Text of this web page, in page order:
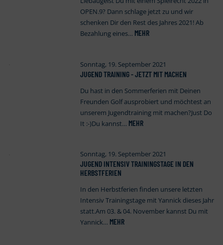
OPEN.9? Dann schlage jetzt zu und wir
schenken Dir den Rest des Jahres 2021! Ab
Bezahlung eines… MEHR
Sonntag, 19. September 2021
JUGEND TRAINING - JETZT MIT MACHEN
Du hast in den Sommerferien mit Deinen
Freunden Golf ausprobiert und möchtest an
unserem Jugendtraining mit machen?Just Do
It :-)Du kannst… MEHR
Sonntag, 19. September 2021
JUGEND INTENSIV TRAININGSTAGE IN DEN
HERBSTFERIEN
In den Herbstferien finden unsere letzten
Intensiv Trainingstage mit Yannick dieses Jahr
statt.Am 03. & 04. November kannst Du mit
Yannick… MEHR